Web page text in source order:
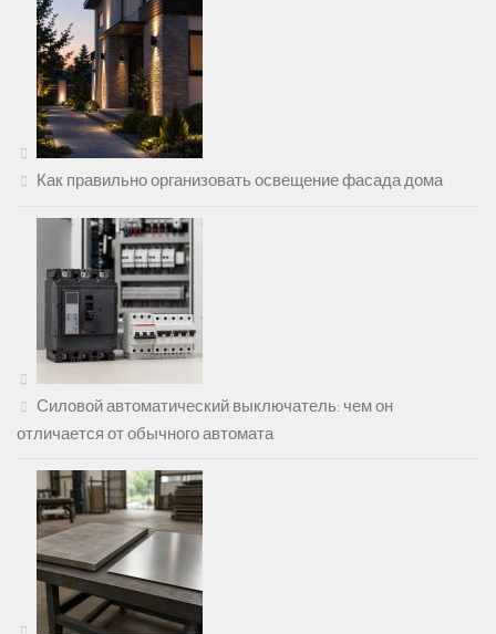
Как правильно организовать освещение фасада дома
Силовой автоматический выключатель: чем он
отличается от обычного автомата